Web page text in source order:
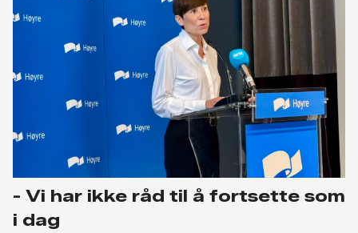
- Vi har ikke råd til å fortsette som
i dag